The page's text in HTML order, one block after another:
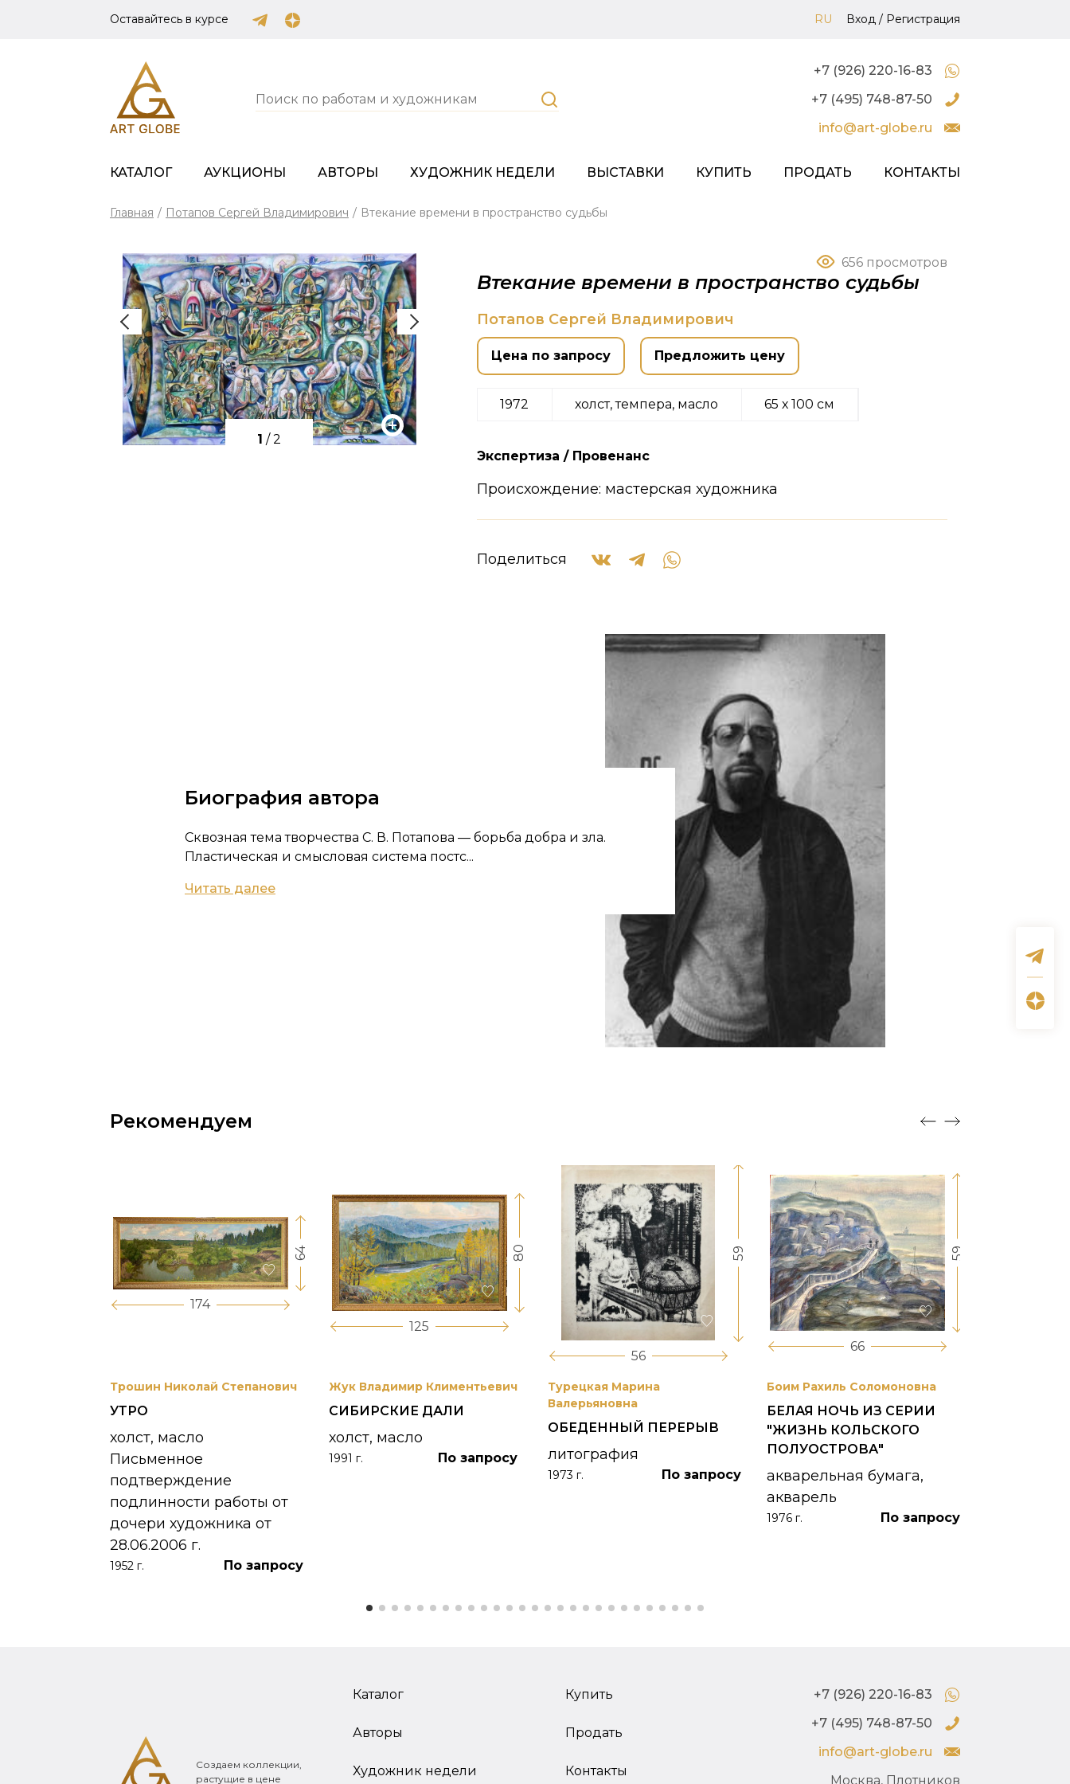
Оставайтесь в курсе RU Вход / Регистрация
+7 (926) 220-16-83
+7 (495) 748-87-50
info@art-globe.ru
КАТАЛОГ АУКЦИОНЫ АВТОРЫ ХУДОЖНИК НЕДЕЛИ ВЫСТАВКИ КУПИТЬ ПРОДАТЬ КОНТАКТЫ
Главная / Потапов Сергей Владимирович / Втекание времени в пространство судьбы
1 /2
656 просмотров
Втекание времени в пространство судьбы
Потапов Сергей Владимирович
Цена по запросу Предложить цену
1972 холст, темпера, масло 65 х 100 см
Экспертиза / Провенанс
Происхождение: мастерская художника
Поделиться
Биография автора
Сквозная тема творчества С. В. Потапова — борьба добра и зла.
Пластическая и смысловая система постс...
Читать далее
Рекомендуем
174
64
Трошин Николай Степанович
УТРО
холст, масло
Письменное
подтверждение
подлинности работы от
дочери художника от
28.06.2006 г.
1952 г. По запросу
125
80
Жук Владимир Климентьевич
СИБИРСКИЕ ДАЛИ
холст, масло
1991 г. По запросу
56
59
Турецкая Марина
Валерьяновна
ОБЕДЕННЫЙ ПЕРЕРЫВ
литография
1973 г. По запросу
66
59
Боим Рахиль Соломоновна
БЕЛАЯ НОЧЬ ИЗ СЕРИИ
"ЖИЗНЬ КОЛЬСКОГО
ПОЛУОСТРОВА"
акварельная бумага,
акварель
1976 г. По запросу
Создаем коллекции,
растущие в цене
Каталог
Авторы
Художник недели
Купить
Продать
Контакты
+7 (926) 220-16-83
+7 (495) 748-87-50
info@art-globe.ru
Москва, Плотников